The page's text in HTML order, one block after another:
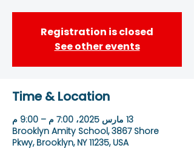
Registration is closed
See other events
Time & Location
13 مارس 2025، 7:00 م – 9:00 م
Brooklyn Amity School, 3867 Shore
Pkwy, Brooklyn, NY 11235, USA